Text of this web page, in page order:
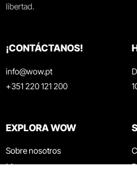
libertad.
¡CONTÁCTANOS!
info@wow.pt
+351 220 121 200
EXPLORA WOW
Sobre nosotros
Museos